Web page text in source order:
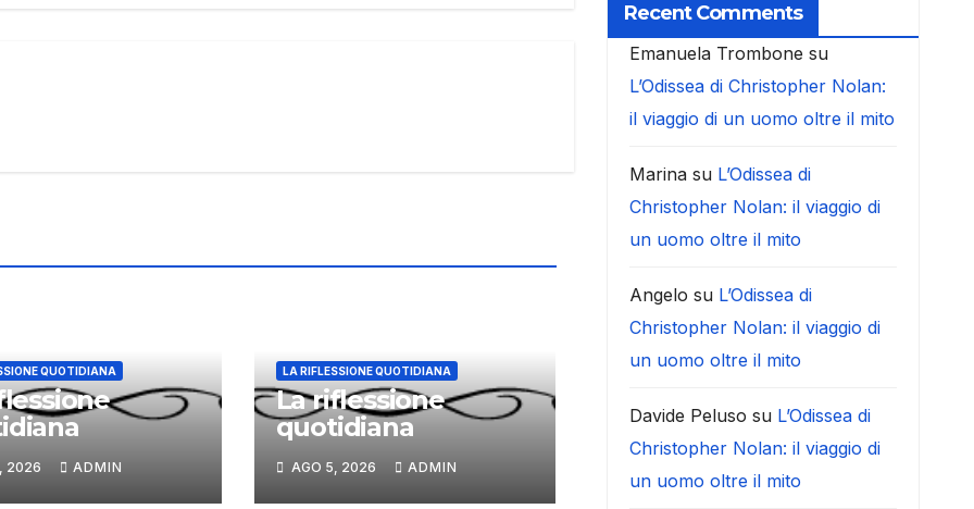
QUOTIDIANA
2026 ADMIN
LA RIFLESSIONE QUOTIDIANA
La riflessione
quotidiana
AGO 5, 2026 ADMIN
Recent Comments
Emanuela Trombone su
L’Odissea di Christopher Nolan:
il viaggio di un uomo oltre il mito
Marinasu L’Odissea di
Christopher Nolan: il viaggio di
un uomo oltre il mito
Angelo su L’Odissea di
Christopher Nolan: il viaggio di
un uomo oltre il mito
Davide Peluso su L’Odissea di
Christopher Nolan: il viaggio di
un uomo oltre il mito